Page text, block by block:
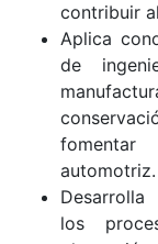
contribuir
Aplica
de
automotriz.
Desarrolla
los